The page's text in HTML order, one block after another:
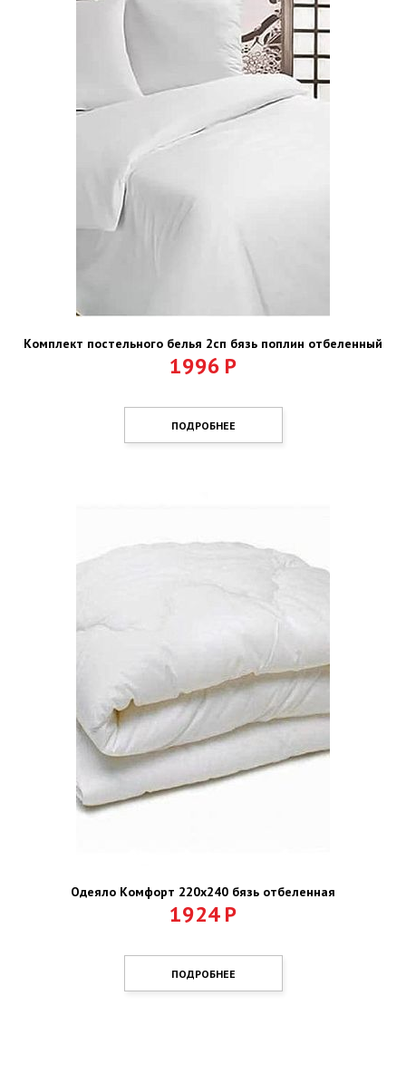
Комплект постельного белья 2сп бязь поплин отбеленный
1996 Р
ПОДРОБНЕЕ
Одеяло Комфорт 220х240 бязь отбеленная
1924Р
ПОДРОБНЕЕ